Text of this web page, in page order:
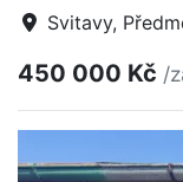
Svitavy,
450 000 Kč /